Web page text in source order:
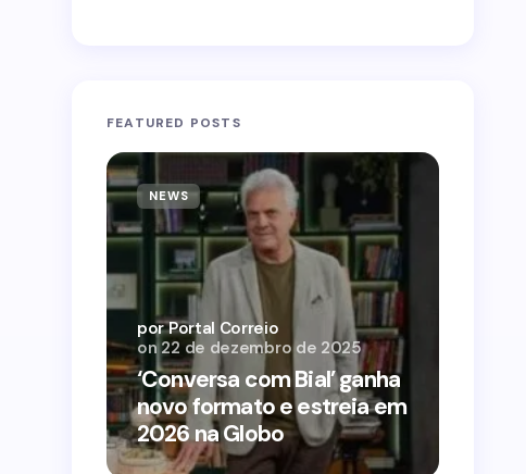
FEATURED POSTS
NEWS
‘Conversa com Bial’ ganha
novo formato e estreia em
2026 na Globo
por Portal Correio
on 22 de dezembro de 2025